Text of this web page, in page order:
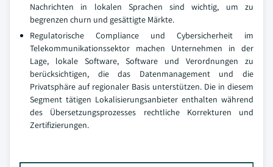
Nachrichten in lokalen Sprachen sind wichtig, um zu
begrenzen churn und gesättigte Märkte.
Regulatorische Compliance und Cybersicherheit im
Telekommunikationssektor machen Unternehmen in der
Lage, lokale Software, Software und Verordnungen zu
berücksichtigen, die das Datenmanagement und die
Privatsphäre auf regionaler Basis unterstützen. Die in diesem
Segment tätigen Lokalisierungsanbieter enthalten während
des Übersetzungsprozesses rechtliche Korrekturen und
Zertifizierungen.